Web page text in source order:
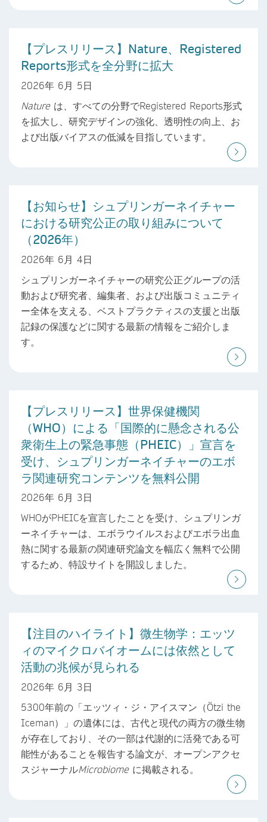
【プレスリリース】Nature、Registered
Reports形式を全分野に拡大
2026年 6月 5日
Natureは、すべての分野でRegistered Reports形式
を拡大し、研究デザインの強化、透明性の向上、お
よび出版バイアスの低減を目指しています。
【お知らせ】シュプリンガーネイチャー
における研究公正の取り組みについて
（2026年）
2026年 6月 4日
シュプリンガーネイチャーの研究公正グループの活
動および研究者、編集者、および出版コミュニティ
ー全体を支える、ベストプラクティスの支援と出版
記録の保護などに関する最新の情報をご紹介しま
す。
【プレスリリース】世界保健機関
（WHO）による「国際的に懸念される公
衆衛生上の緊急事態（PHEIC）」宣言を
受け、シュプリンガーネイチャーのエボ
ラ関連研究コンテンツを無料公開
2026年 6月 3日
WHOがPHEICを宣言したことを受け、シュプリンガ
ーネイチャーは、エボラウイルスおよびエボラ出血
熱に関する最新の関連研究論文を幅広く無料で公開
するため、特設サイトを開設しました。
【注目のハイライト】微生物学：エッツ
ィのマイクロバイオームには依然として
活動の兆候が見られる
2026年 6月 3日
5300年前の「エッツィ・ジ・アイスマン（Ötzi the
Iceman）」の遺体には、古代と現代の両方の微生物
が存在しており、その一部は代謝的に活発である可
能性があることを報告する論文が、オープンアクセ
スジャーナルMicrobiome に掲載される。